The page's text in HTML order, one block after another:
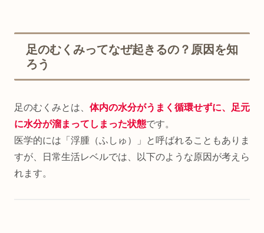
足のむくみってなぜ起きるの？原因を知
ろう
足のむくみとは、 体内の水分がうまく循環せずに、足元
に水分が溜まってしまった状態です。
医学的には「浮腫（ふしゅ）」と呼ばれることもありま
すが、日常生活レベルでは、以下のような原因が考えら
れます。